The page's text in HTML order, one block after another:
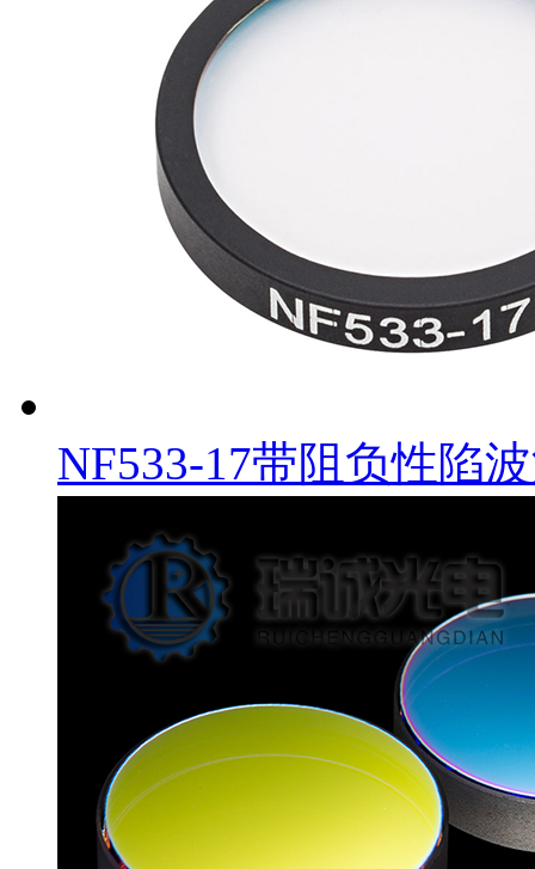
NF533-17带阻负性陷